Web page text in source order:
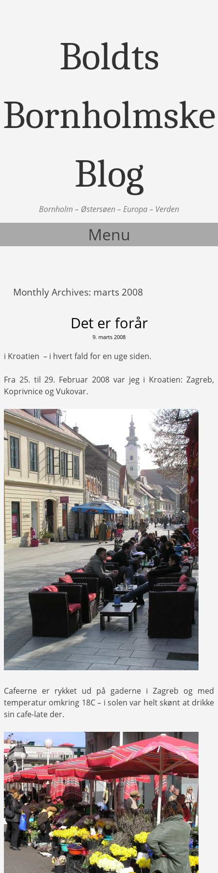
Boldts
Bornholmske
Blog
Bornholm – Østersøen – Europa – Verden
Menu
Monthly Archives: marts 2008
Det er forår
9. marts 2008
i Kroatien – i hvert fald for en uge siden.
Fra 25. til 29. Februar 2008 var jeg i Kroatien: Zagreb,
Koprivnice og Vukovar.
Cafeerne er rykket ud på gaderne i Zagreb og med
temperatur omkring 18C – i solen var helt skønt at drikke
sin cafe-late der.